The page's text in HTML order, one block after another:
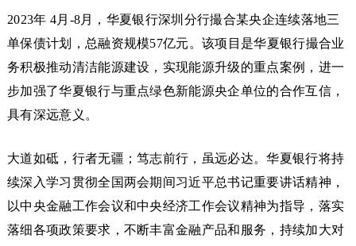
2023年 4月-8月，华夏银行深圳分行撮合某央企连续落地三
单保债计划，总融资规模57亿元。该项目是华夏银行撮合业
务积极推动清洁能源建设，实现能源升级的重点案例，进一
步加强了华夏银行与重点绿色新能源央企单位的合作互信，
具有深远意义。
大道如砥，行者无疆；笃志前行，虽远必达。华夏银行将持
续深入学习贯彻全国两会期间习近平总书记重要讲话精神，
以中央金融工作会议和中央经济工作会议精神为指导，落实
落细各项政策要求，不断丰富金融产品和服务，持续加大对